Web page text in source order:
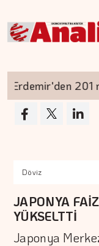
201
Döviz
JAPONYA
YÜKSELTTİ
Japonya